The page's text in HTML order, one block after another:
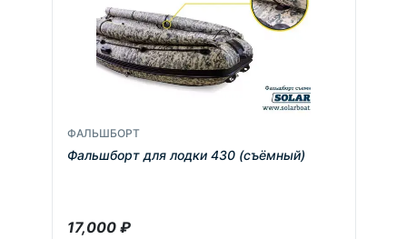
ФАЛЬШБОРТ
Фальшборт для лодки 430 (съёмный)
17,000₽